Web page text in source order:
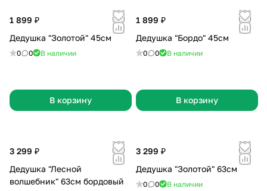
1 899 ₽
Дедушка "Золотой" 45см
0 0 В наличии
В корзину
1 899 ₽
Дедушка "Бордо" 45см
0 0 В наличии
В корзину
3 299 ₽
Дедушка "Лесной
волшебник" 63см бордовый
3 299 ₽
Дедушка "Золотой" 63см
0 0 В наличии